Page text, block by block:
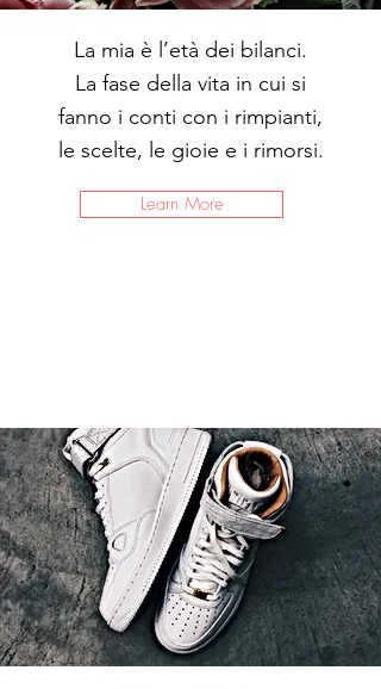
La mia è l’età dei bilanci.
La fase della vita in cui si
fanno i conti con i rimpianti,
le scelte, le gioie e i rimorsi.
Learn More